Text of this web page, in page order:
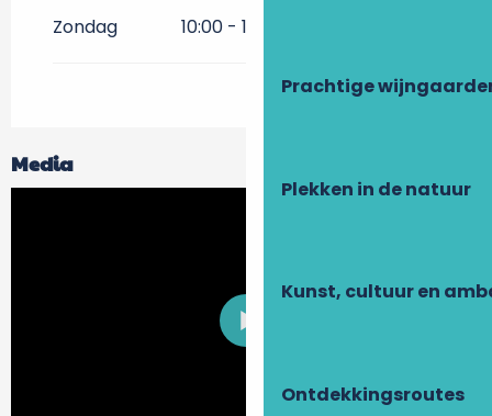
Prachtige
Plekken in de natuur
Kunst, cultuur en
Ontdekkingsroutes
Zondag 10:00 - 19:00
Media